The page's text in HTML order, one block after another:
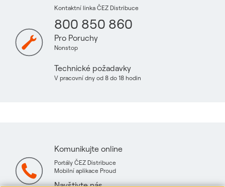
Kontaktní linka ČEZ Distribuce
800 850 860
Pro Poruchy
Nonstop
Technické požadavky
V pracovní dny od 8 do 18 hodin
Komunikujte online
Portály ČEZ Distribuce
Mobilní aplikace Proud
Navštivte nás